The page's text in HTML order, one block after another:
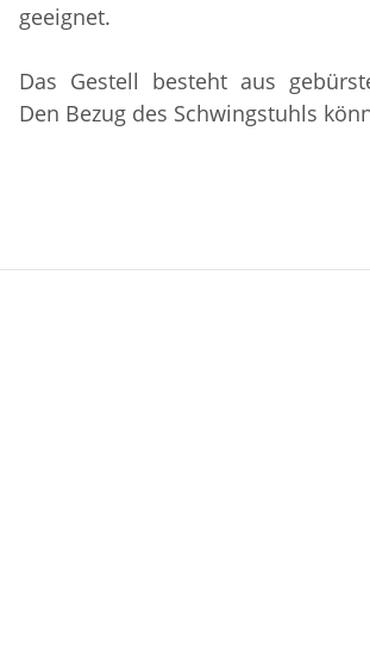
geeignet.
Das Gestell besteht aus
Den Bezug des Schwingstuhls